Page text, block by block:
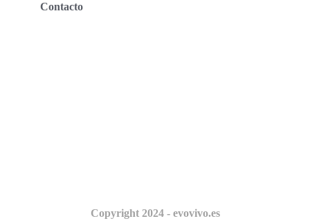
Contacto
Copyright 2024 - evovivo.es